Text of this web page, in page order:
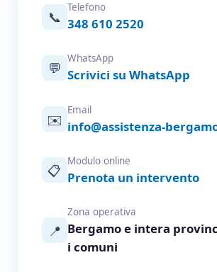
📞
Telefono
348 610 2520
💬
WhatsApp
Scrivici su WhatsApp
✉️
Email
info@assistenza-
📋
Modulo online
Prenota un intervento
📍
Zona operativa
Bergamo e intera
i comuni